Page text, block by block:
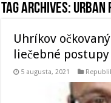
Tag Archives: urban
Uhríkov
liečebné
5 augusta, 2021